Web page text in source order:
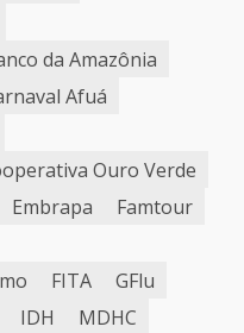
da Amazônia
Afuá
Ouro Verde
Embrapa
Famtour
FITA
GFlu
IDH
MDHC